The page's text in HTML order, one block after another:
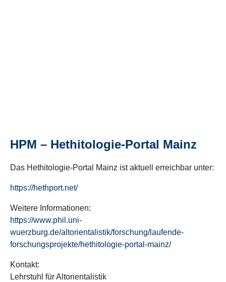
HPM – Hethitologie-Portal Mainz
Das Hethitologie-Portal Mainz ist aktuell erreichbar unter:
https://hethport.net/
Weitere Informationen:
https://www.phil.uni-
wuerzburg.de/altorientalistik/forschung/laufende-
forschungsprojekte/hethitologie-portal-mainz/
Kontakt:
Lehrstuhl für Altorientalistik